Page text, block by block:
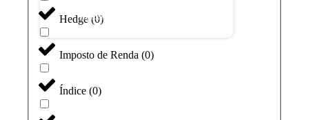
Hedge (0)
Imposto de Renda (0)
Índice (0)
Adicionar ao carrinho